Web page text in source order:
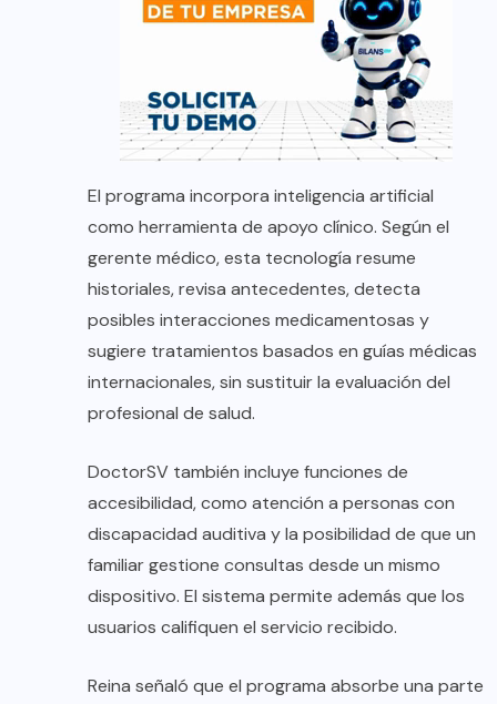
El programa incorpora inteligencia artificial
como herramienta de apoyo clínico. Según el
gerente médico, esta tecnología resume
historiales, revisa antecedentes, detecta
posibles interacciones medicamentosas y
sugiere tratamientos basados en guías médicas
internacionales, sin sustituir la evaluación del
profesional de salud.
DoctorSV también incluye funciones de
accesibilidad, como atención a personas con
discapacidad auditiva y la posibilidad de que un
familiar gestione consultas desde un mismo
dispositivo. El sistema permite además que los
usuarios califiquen el servicio recibido.
Reina señaló que el programa absorbe una parte